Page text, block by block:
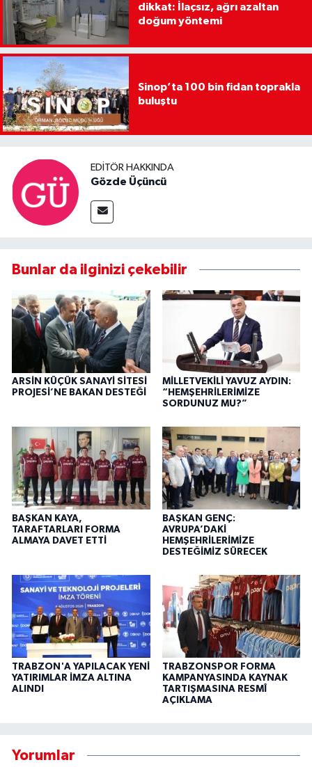
dikkat: İlaçsız, ağrı azaltan
doğum yöntemi
Sinop’ta 100 bin fidan toprakla
buluştu
EDITÖR HAKKINDA
Gözde Üçüncü
Bunlar da ilginizi çekebilir
ARSİN KÜÇÜK SANAYİ SİTESİ
PROJESİ’NE BAKAN DESTEĞİ
MİLLETVEKİLİ YAVUZ AYDIN:
“HEMŞEHRİLERİMİZE
SORDUNUZ MU?”
BAŞKAN KAYA,
TARAFTARLARI FORMA
ALMAYA DAVET ETTİ
BAŞKAN GENÇ:
AVRUPA’DAKİ
HEMŞEHRİLERİMİZE
DESTEĞİMİZ SÜRECEK
TRABZON'A YAPILACAK YENİ
YATIRIMLAR İMZA ALTINA
ALINDI
TRABZONSPOR FORMA
KAMPANYASINDA KAYNAK
TARTIŞMASINA RESMÎ
AÇIKLAMA
Yorumlar